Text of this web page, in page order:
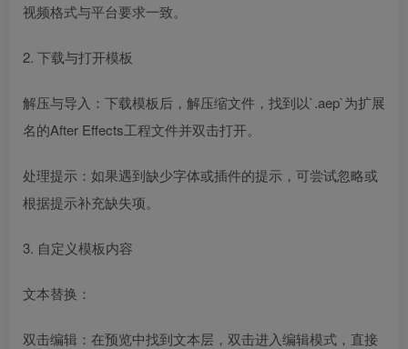
视频格式与平台要求一致。
2. 下载与打开模板
解压与导入：下载模板后，解压缩文件，找到以`.aep`为扩展
名的After Effects工程文件并双击打开。
处理提示：如果遇到缺少字体或插件的提示，可尝试忽略或
根据提示补充缺失项。
3. 自定义模板内容
文本替换：
双击编辑：在预览中找到文本层，双击进入编辑模式，直接